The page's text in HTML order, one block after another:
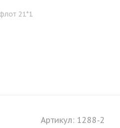
21*1
Артикул: 1288-2